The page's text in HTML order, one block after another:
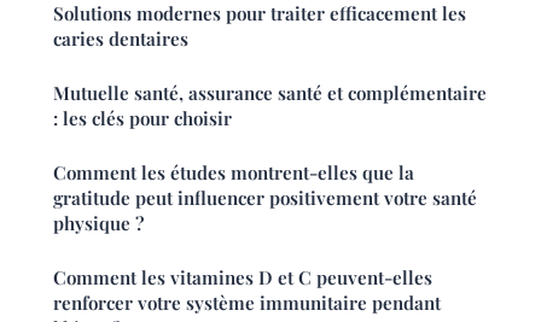
Solutions modernes pour traiter efficacement les
caries dentaires
Mutuelle santé, assurance santé et complémentaire
: les clés pour choisir
Comment les études montrent-elles que la
gratitude peut influencer positivement votre santé
physique ?
Comment les vitamines D et C peuvent-elles
renforcer votre système immunitaire pendant